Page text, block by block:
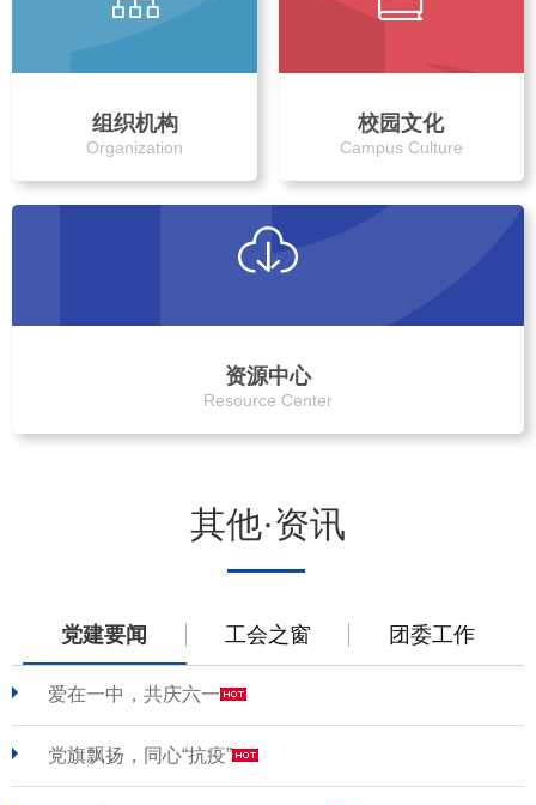
组织机构
Organization
校园文化
Campus Culture
资源中心
Resource Center
其他·资讯
党建要闻 工会之窗 团委工作
爱在一中，共庆六一
党旗飘扬，同心“抗疫”